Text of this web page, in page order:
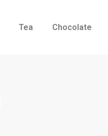
Tea Chocolate